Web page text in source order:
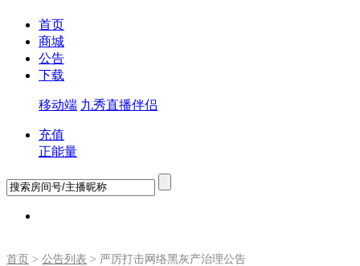
首页
商城
公告
下载
移动端 九秀直播伴侣
充值
正能量
首页 > 公告列表 > 严厉打击网络黑灰产治理公告